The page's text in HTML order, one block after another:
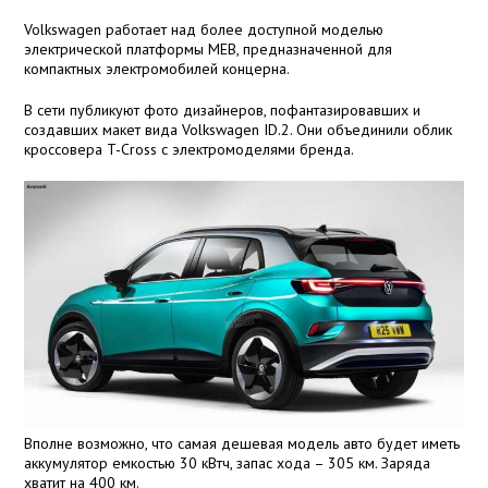
Volkswagen работает над более доступной моделью
электрической платформы MEB, предназначенной для
компактных электромобилей концерна.
В сети публикуют фото дизайнеров, пофантазировавших и
создавших макет вида Volkswagen ID.2. Они объединили облик
кроссовера T-Cross с электромоделями бренда.
Вполне возможно, что самая дешевая модель авто будет иметь
аккумулятор емкостью 30 кВтч, запас хода – 305 км. Заряда
хватит на 400 км.